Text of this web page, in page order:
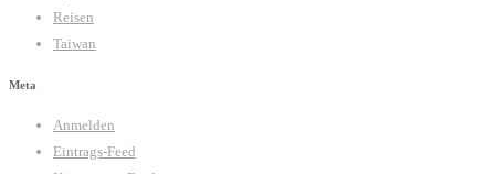
Reisen
Taiwan
Meta
Anmelden
Eintrags-Feed